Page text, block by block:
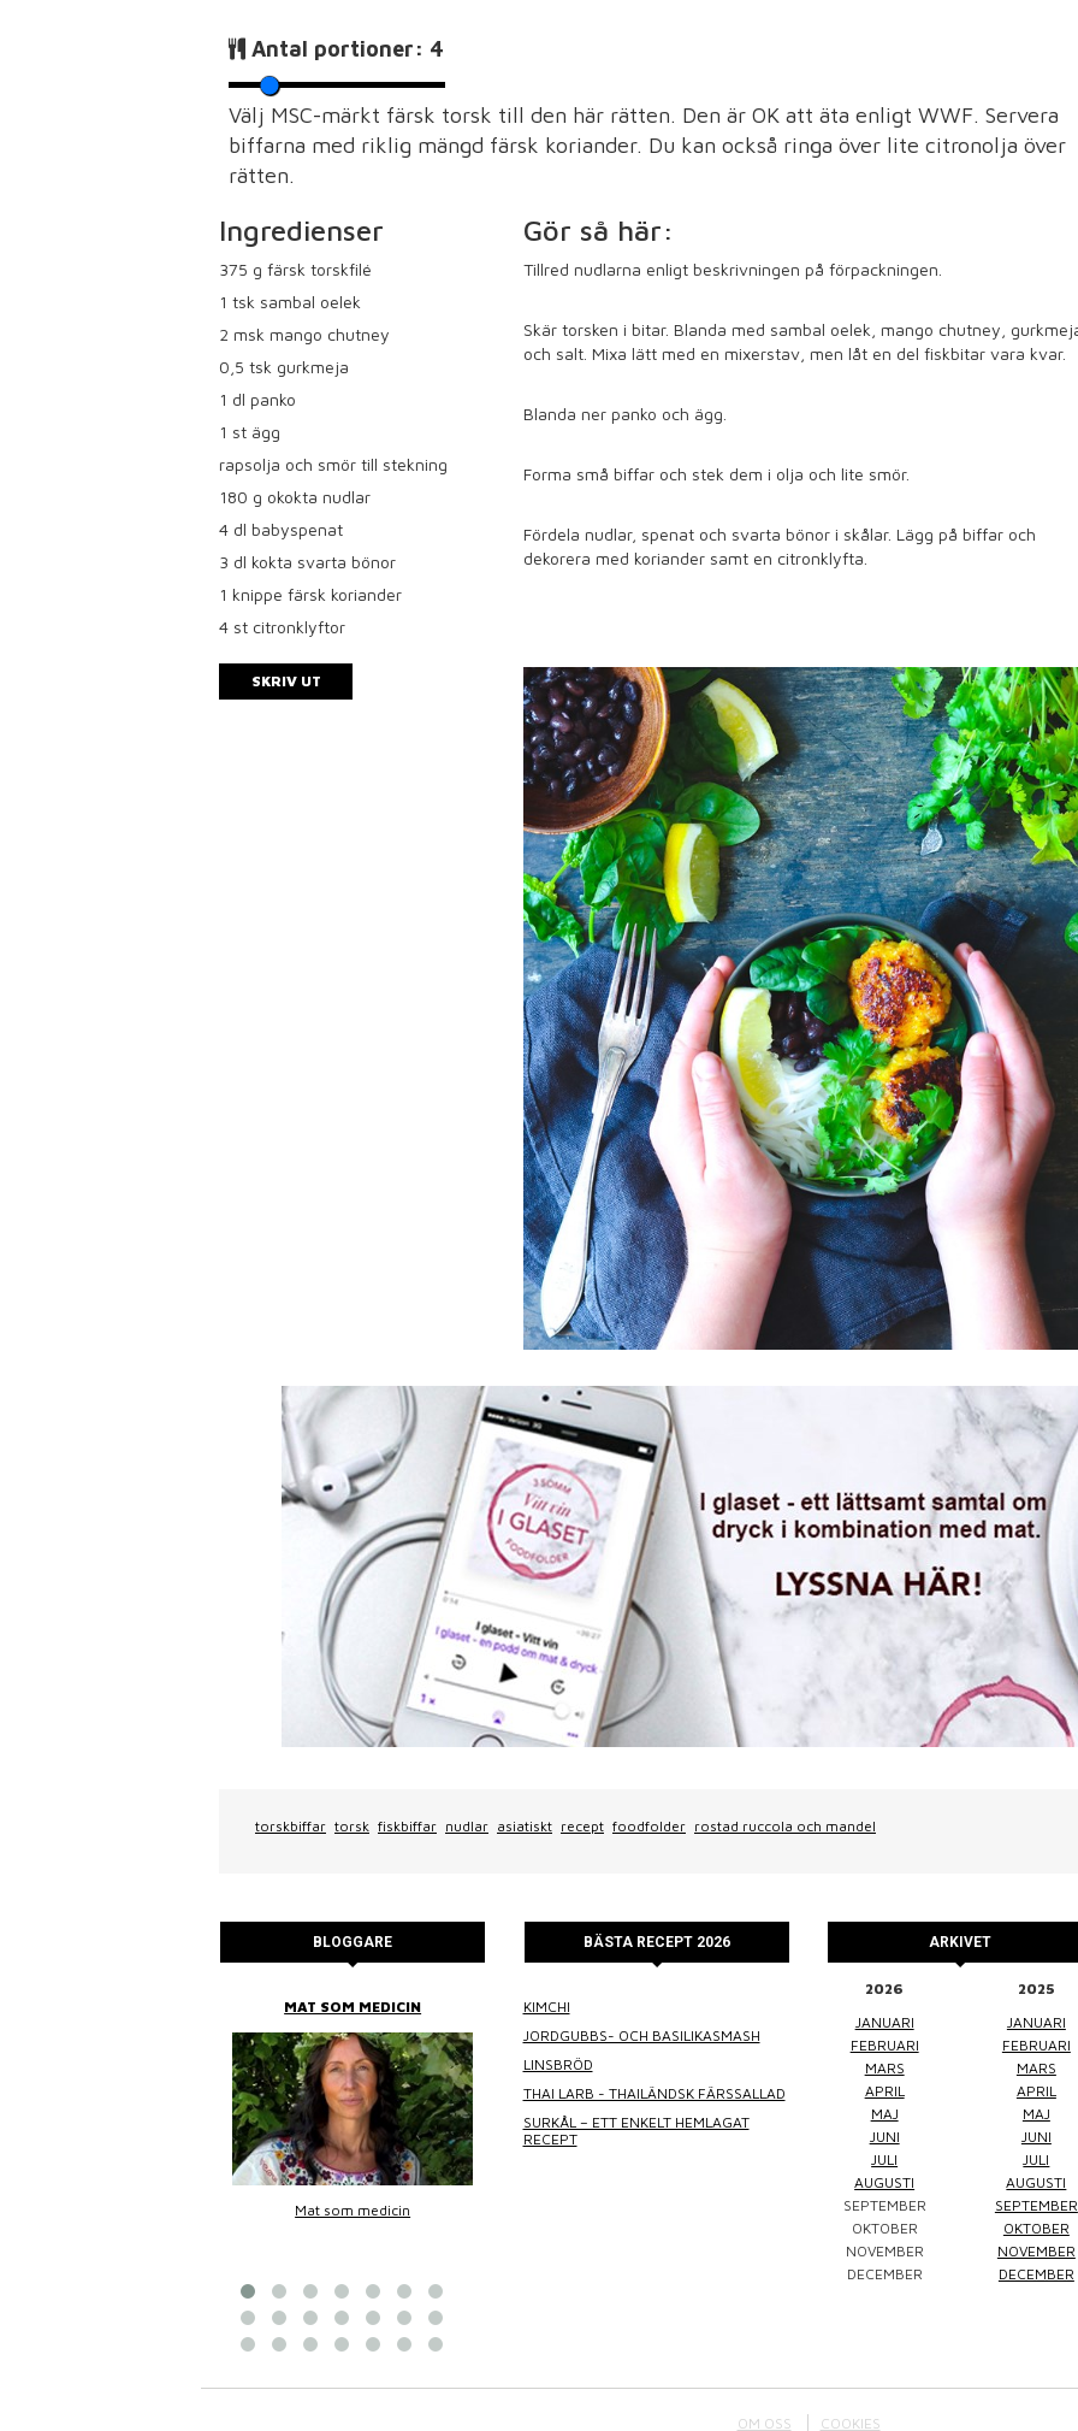
Antal portioner: 4
Välj MSC-märkt färsk torsk till den här rätten. Den är OK att äta enligt WWF. Servera
biffarna med riklig mängd färsk koriander. Du kan också ringa över lite citronolja över
rätten.
Ingredienser
375 g färsk torskfilé
1 tsk sambal oelek
2 msk mango chutney
0,5 tsk gurkmeja
1 dl panko
1 st ägg
rapsolja och smör till stekning
180 g okokta nudlar
4 dl babyspenat
3 dl kokta svarta bönor
1 knippe färsk koriander
4 st citronklyftor
SKRIV UT
Gör så här:
Tillred nudlarna enligt beskrivningen på förpackningen.
Skär torsken i bitar. Blanda med sambal oelek, mango chutney,
och salt. Mixa lätt med en mixerstav, men låt en del fiskbitar vara kvar.
Blanda ner panko och ägg.
Forma små biffar och stek dem i olja och lite smör.
Fördela nudlar, spenat och svarta bönor i skålar. Lägg på biffar och
dekorera med koriander samt en citronklyfta.
torskbiffar torsk fiskbiffar nudlar asiatiskt recept foodfolder rostad ruccola och mandel
BLOGGARE
MAT SOM MEDICIN
Mat som medicin
WINEFLUENCER
Elke Jung
BÄSTA RECEPT 2026
KIMCHI
JORDGUBBS- OCH BASILIKASMASH
LINSBRÖD
THAI LARB - THAILÄNDSK FÄRSSALLAD
SURKÅL – ETT ENKELT HEMLAGAT
RECEPT
ARKIVET
2026
JANUARI
FEBRUARI
MARS
APRIL
MAJ
JUNI
JULI
AUGUSTI
SEPTEMBER
OKTOBER
NOVEMBER
DECEMBER
2025
JANUARI
FEBRUARI
MARS
APRIL
MAJ
JUNI
JULI
AUGUSTI
SEPTEMBER
OKTOBER
NOVEMBER
DECEMBER
OM OSS COOKIES